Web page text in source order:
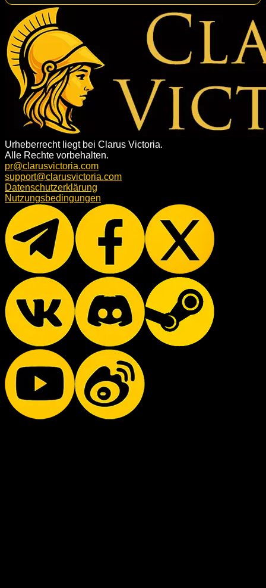
Urheberrecht liegt bei Clarus Victoria.
Alle Rechte vorbehalten.
pr@clarusvictoria.com
support@clarusvictoria.com
Datenschutzerklärung
Nutzungsbedingungen